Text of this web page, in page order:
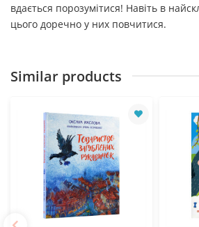
вдається порозумітися! Навіть в
цього доречно у них повчитися.
Similar products